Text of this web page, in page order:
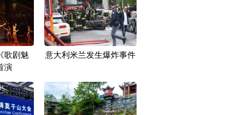
歌剧魅
演
意大利米兰发生爆炸事件